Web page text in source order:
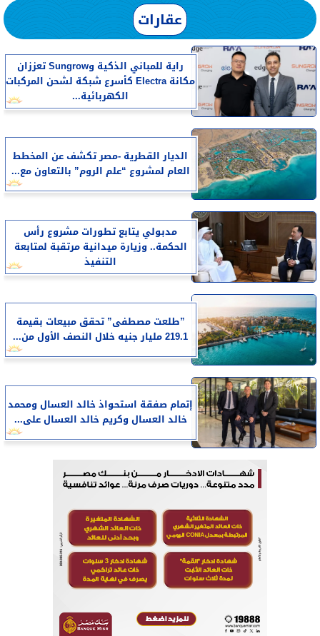
عقارات
راية للمباني الذكية وSungrow تعززان
مكانة Electra كأسرع شبكة لشحن المركبات
الكهربائية...
الديار القطرية -مصر تكشف عن المخطط
العام لمشروع “علم الروم” بالتعاون مع...
مدبولي يتابع تطورات مشروع رأس
الحكمة.. وزيارة ميدانية مرتقبة لمتابعة
التنفيذ
​”طلعت مصطفى” تحقق مبيعات بقيمة
219.1 مليار جنيه خلال النصف الأول من...
إتمام صفقة استحواذ خالد العسال ومحمد
خالد العسال وكريم خالد العسال على...